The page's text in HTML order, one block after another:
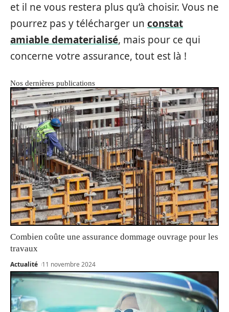
et il ne vous restera plus qu’à choisir. Vous ne
pourrez pas y télécharger un constat
amiable dematerialisé, mais pour ce qui
concerne votre assurance, tout est là !
Nos dernières publications
Combien coûte une assurance dommage ouvrage pour les
travaux
Actualité 11 novembre 2024